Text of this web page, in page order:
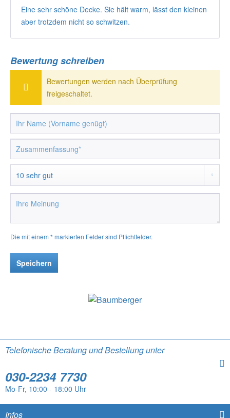
Eine sehr schöne Decke. Sie hält warm, lässt den kleinen
aber trotzdem nicht so schwitzen.
Bewertung schreiben
Bewertungen werden nach Überprüfung
freigeschaltet.
Die mit einem * markierten Felder sind Pflichtfelder.
Speichern
Telefonische Beratung und Bestellung unter
030-2234 7730
Mo-Fr, 10:00 - 18:00 Uhr
Infos